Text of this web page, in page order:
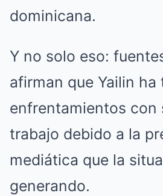
dominicana.
Y no solo eso:
afirman que Yailin ha
enfrentamientos con
trabajo debido a la
mediática que la
generando.